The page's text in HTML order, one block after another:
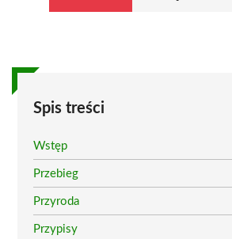
Spis treści
Wstęp
Przebieg
Przyroda
Przypisy